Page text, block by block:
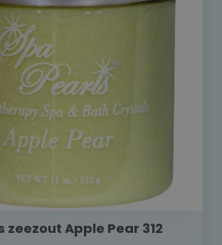
zeezout Apple Pear 312